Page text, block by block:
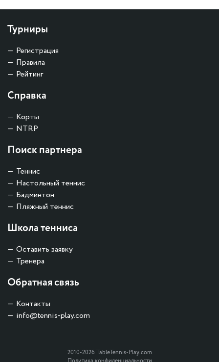
Турниры
Регистрация
Правила
Рейтинг
Справка
Корты
NTRP
Поиск партнера
Теннис
Настольный теннис
Бадминтон
Пляжный теннис
Школа тенниса
Оставить заявку
Тренера
Обратная связь
Контакты
info@tennis-play.com
2010-2026 TableTennis-Play.com